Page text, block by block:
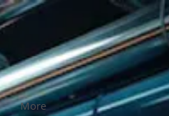
More